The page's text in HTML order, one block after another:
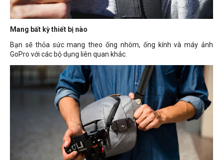
Mang bất kỳ thiết bị nào
Bạn sẽ thỏa sức mang theo ống nhòm, ống kính và máy ảnh
GoPro với các bộ dụng liên quan khác.